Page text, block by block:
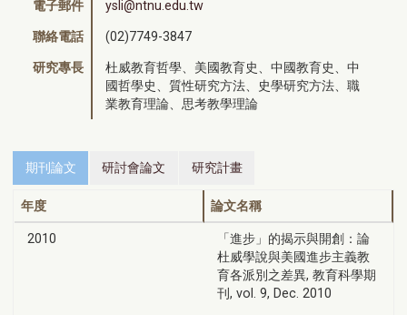
電子郵件 ysli@ntnu.edu.tw
聯絡電話 (02)7749-3847
研究專長
杜威教育哲學、美國教育史、中國教育史、中
國哲學史、質性研究方法、史學研究方法、職
業教育理論、思考教學理論
期刊論文 研討會論文 研究計畫
年度 論文名稱
2010
「進步」的揭示與開創：論
杜威學說與美國進步主義教
育各派別之差異, 教育科學期
刊, vol. 9, Dec. 2010